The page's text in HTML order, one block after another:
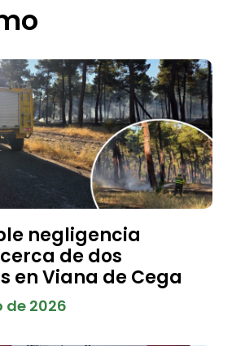
negligencia
de dos
en Viana de Cega
de 2026